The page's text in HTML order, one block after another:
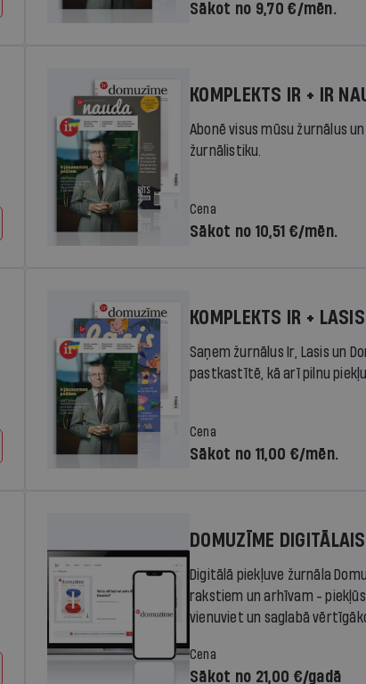
Sākot no 9,70 €/mēn.
KOMPLEKTS IR + IR
Abonē visus mūsu žurnālus
žurnālistiku.
Cena
Sākot no 10,51 €/mēn.
KOMPLEKTS IR +
Saņem žurnālus Ir, Lasis un
pastkastītē, kā arī pilnu
Cena
Sākot no 11,00 €/mēn.
DOMUZĪME DIGITĀLAIS
Digitālā piekļuve žurnāla
rakstiem un arhīvam -
vienuviet un saglabā
Cena
Sākot no 21,00 €/gadā